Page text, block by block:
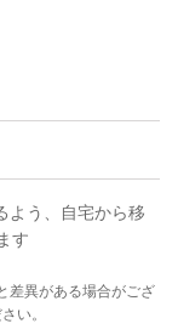
う、自宅から移
す
差異がある場合がござ
い。